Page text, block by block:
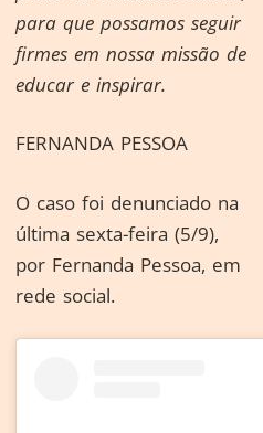
para que possamos seguir
firmes em nossa missão de
educar e inspirar.
FERNANDA PESSOA
O caso foi denunciado na
última sexta-feira (5/9),
por Fernanda Pessoa, em
rede social.